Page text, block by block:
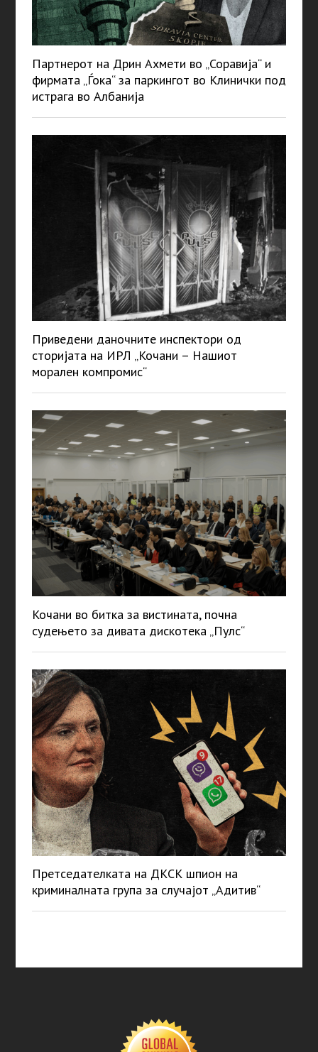
Партнерот на Дрин Ахмети во „Соравија“ и
фирмата „Ѓока“ за паркингот во Клинички под
истрага во Албанија
Приведени даночните инспектори од
сторијата на ИРЛ „Кочани – Нашиот
морален компромис“
Кочани во битка за вистината, почна
судењето за дивата дискотека „Пулс“
Претседателката на ДКСК шпион на
криминалната група за случајот „Адитив“